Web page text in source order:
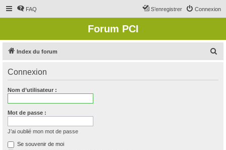
FAQ Connexion
S’enregistrer
Forum PCI
Index du forum
Connexion
Nom d’utilisateur :
Mot de passe :
J’ai oublié mon mot de passe
Se souvenir de moi